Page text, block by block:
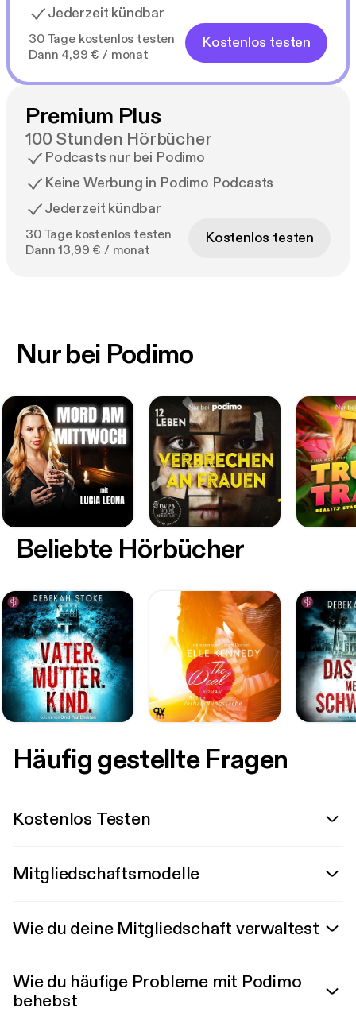
Jederzeit kündbar
30 Tage kostenlos testen
Dann 4,99 € / monat
Kostenlos testen
Premium Plus
100 Stunden Hörbücher
Podcasts nur bei Podimo
Keine Werbung in Podimo Podcasts
Jederzeit kündbar
30 Tage kostenlos testen
Dann 13,99 € / monat
Kostenlos testen
Nur bei Podimo
Beliebte Hörbücher
Häufig gestellte Fragen
Kostenlos Testen
Mitgliedschaftsmodelle
Wie du deine Mitgliedschaft verwaltest
Wie du häufige Probleme mit Podimo
behebst